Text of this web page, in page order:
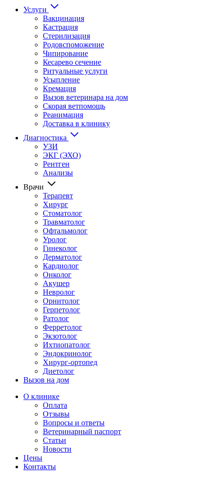
Услуги
Вакцинация
Кастрация
Стерилизация
Родовспоможение
Чипирование
Кесарево сечение
Ритуальные услуги
Усыпление
Кремация
Вызов ветеринара на дом
Скорая ветпомощь
Реанимация
Доставка в клинику
Диагностика
УЗИ
ЭКГ (ЭХО)
Рентген
Анализы
Врачи
Терапевт
Хирург
Стоматолог
Травматолог
Офтальмолог
Уролог
Гинеколог
Дерматолог
Кардиолог
Онколог
Акушер
Невролог
Орнитолог
Герпетолог
Ратолог
Ферретолог
Экзотолог
Ихтиопатолог
Эндокринолог
Хирург-ортопед
Диетолог
Вызов на дом
О клинике
Оплата
Отзывы
Вопросы и ответы
Ветеринарный паспорт
Статьи
Новости
Цены
Контакты